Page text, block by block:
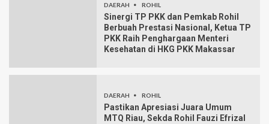
DAERAH ROHIL
Sinergi TP PKK dan Pemkab Rohil
Berbuah Prestasi Nasional, Ketua TP
PKK Raih Penghargaan Menteri
Kesehatan di HKG PKK Makassar
DAERAH ROHIL
Pastikan Apresiasi Juara Umum
MTQ Riau, Sekda Rohil Fauzi Efrizal